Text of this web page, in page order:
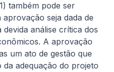
também pode ser
seja dada de
análise crítica dos
A aprovação
um ato de gestão que
adequação do projeto